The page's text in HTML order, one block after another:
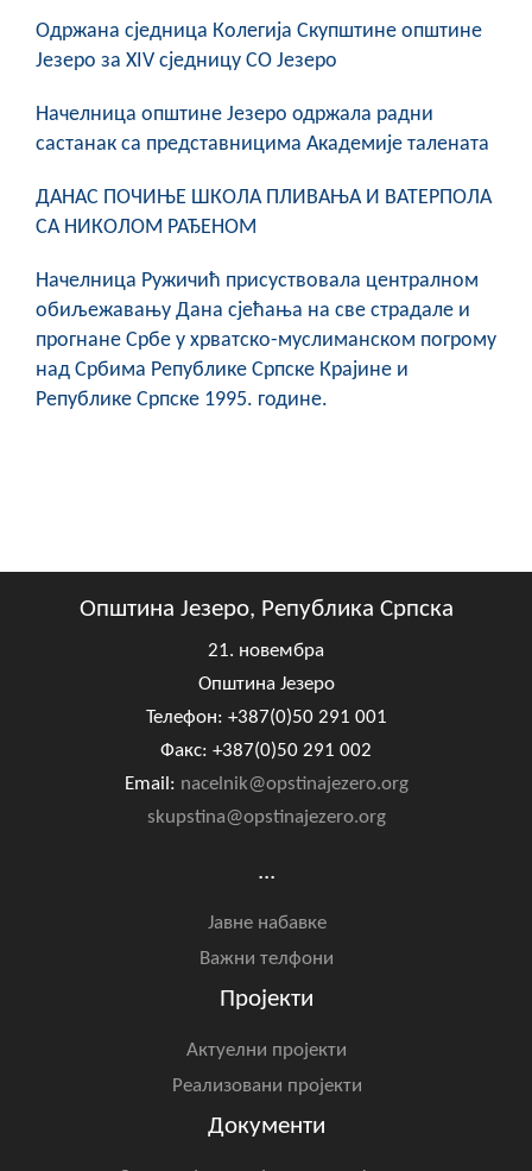
Oдржана сједница Колегија Скупштине општине
Језеро за XIV сједницу СО Језеро
Начелница општине Језеро одржала радни
састанак са представницима Академије талената
ДАНАС ПОЧИЊЕ ШКОЛА ПЛИВАЊА И ВАТЕРПОЛА
СА НИКОЛОМ РАЂЕНОМ
Начелница Ружичић присуствовала централном
обиљежавању Дана сјећања на све страдале и
прогнане Србе у хрватско-муслиманском погрому
над Србима Републике Српске Крајине и
Републике Српске 1995. године.
Општина Језеро, Република Српска
21. новембра
Општина Језеро
Телефон: +387(0)50 291 001
Факс: +387(0)50 291 002
Email: nacelnik@opstinajezero.org
skupstina@opstinajezero.org
...
Јавне набавке
Важни телфони
Пројекти
Актуелни пројекти
Реализовани пројекти
Документи